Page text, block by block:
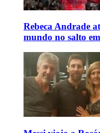
Rebeca Andrade
mundo no salto